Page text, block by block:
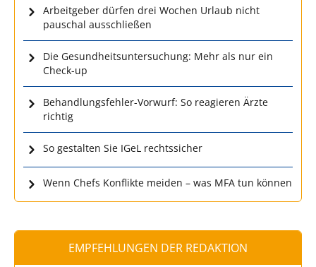
Arbeitgeber dürfen drei Wochen Urlaub nicht
pauschal ausschließen
Die Gesundheitsuntersuchung: Mehr als nur ein
Check-up
Behandlungsfehler-Vorwurf: So reagieren Ärzte
richtig
So gestalten Sie IGeL rechtssicher
Wenn Chefs Konflikte meiden – was MFA tun können
EMPFEHLUNGEN DER REDAKTION